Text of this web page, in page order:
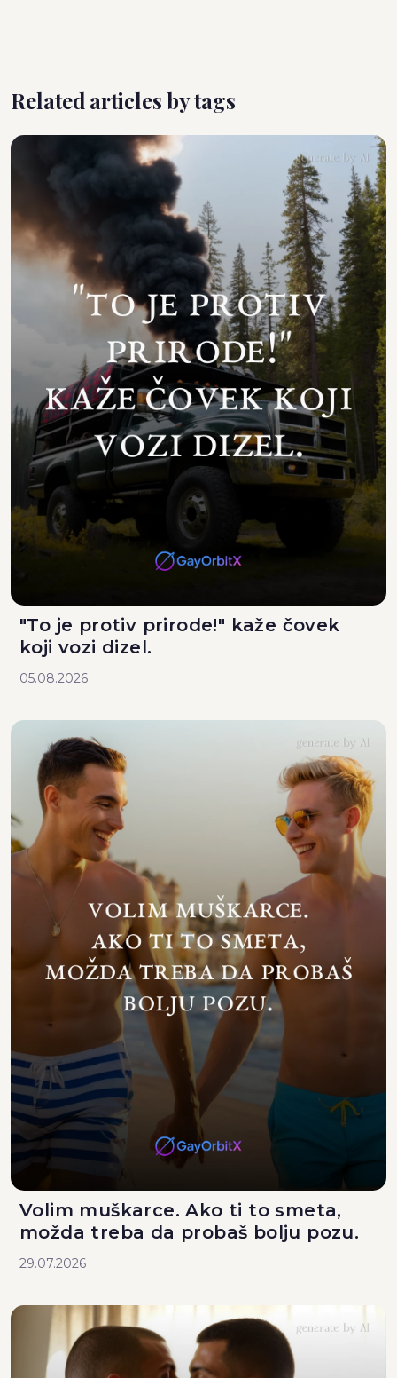
Related articles by tags
"To je protiv prirode!" kaže čovek
koji vozi dizel.
05.08.2026
Volim muškarce. Ako ti to smeta,
možda treba da probaš bolju pozu.
29.07.2026